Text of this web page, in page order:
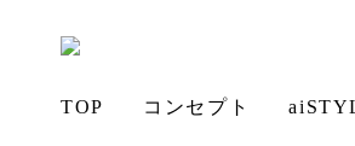
TOP コンセプト